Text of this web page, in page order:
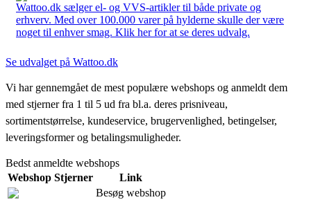
Wattoo.dk sælger el- og VVS-artikler til både private og
erhverv. Med over 100.000 varer på hylderne skulle der være
noget til enhver smag. Klik her for at se deres udvalg.
Se udvalget på Wattoo.dk
Vi har gennemgået de mest populære webshops og anmeldt dem
med stjerner fra 1 til 5 ud fra bl.a. deres prisniveau,
sortimentstørrelse, kundeservice, brugervenlighed, betingelser,
leveringsformer og betalingsmuligheder.
Bedst anmeldte webshops
Webshop Stjerner
Link
Besøg webshop